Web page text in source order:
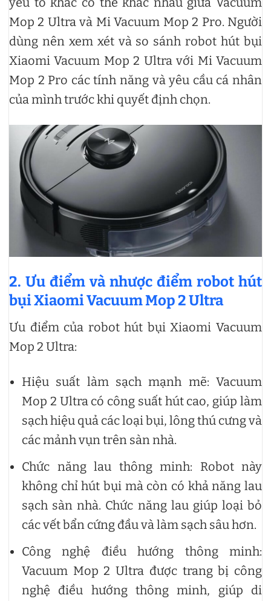
Mop 2 Ultra và Mi Vacuum Mop 2 Pro. Người
dùng nên xem xét và so sánh robot hút bụi
Xiaomi Vacuum Mop 2 Ultra với Mi Vacuum
Mop 2 Pro các tính năng và yêu cầu cá nhân
của mình trước khi quyết định chọn.
2. Ưu điểm và nhược điểm robot hút
bụi Xiaomi Vacuum Mop 2 Ultra
Ưu điểm của robot hút bụi Xiaomi Vacuum
Mop 2 Ultra:
Hiệu suất làm sạch mạnh mẽ: Vacuum
Mop 2 Ultra có công suất hút cao, giúp làm
sạch hiệu quả các loại bụi, lông thú cưng và
các mảnh vụn trên sàn nhà.
Chức năng lau thông minh: Robot này
không chỉ hút bụi mà còn có khả năng lau
sạch sàn nhà. Chức năng lau giúp loại bỏ
các vết bẩn cứng đầu và làm sạch sâu hơn.
Công nghệ điều hướng thông minh:
Vacuum Mop 2 Ultra được trang bị công
nghệ điều hướng thông minh, giúp di